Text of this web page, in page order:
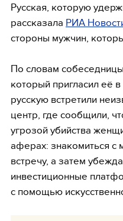
Русская, которую
рассказала РИА
стороны мужчин,
По словам собеседницы
который пригласил её
русскую встретили
центр, где сообщили,
угрозой убийства
аферах: знакомиться с
встречу, а затем
инвестиционные
с помощью